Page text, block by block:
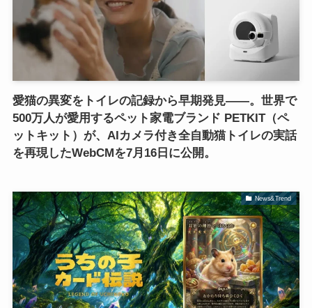
愛猫の異変をトイレの記録から早期発見――。世界で
500万人が愛用するペット家電ブランド PETKIT（ペ
ットキット）が、AIカメラ付き全自動猫トイレの実話
を再現したWebCMを7月16日に公開。
News&Trend